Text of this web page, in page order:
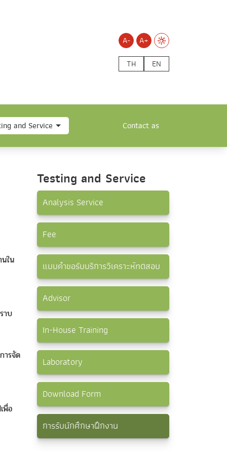
A-
A+
TH
EN
and Service Contact as
ใน
าบ
ารจัด
พื่อ
Testing and Service
Analysis Service
Fee
แบบคำขอรับบริการวิเคราะห์ทดสอบ
Advisor
In-House Training
Laboratory
Download Form
การรับนักศึกษาฝึกงาน